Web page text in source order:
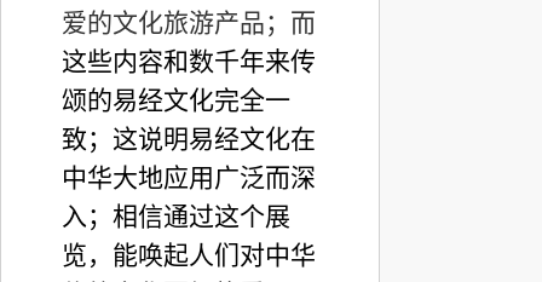
爱的文化旅游产品；而
这些内容和数千年来传
颂的易经文化完全一
致；这说明易经文化在
中华大地应用广泛而深
入；相信通过这个展
览，能唤起人们对中华